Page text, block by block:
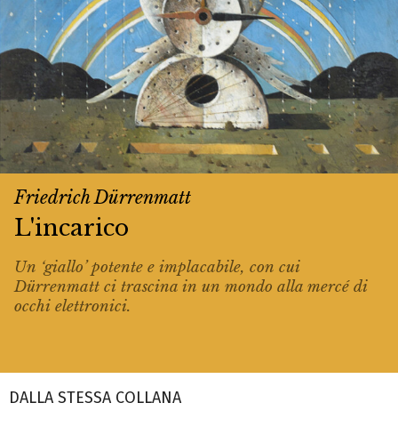
Friedrich Dürrenmatt
L'incarico
Un ‘giallo’ potente e implacabile, con cui
Dürrenmatt ci trascina in un mondo alla mercé di
occhi elettronici.
DALLA STESSA COLLANA